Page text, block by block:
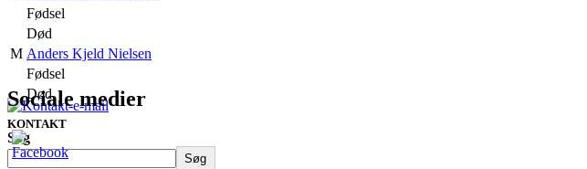
Fødsel
Død
M Anders Kjeld Nielsen
Fødsel
Død
KONTAKT
Sociale medier
Søg
Søg